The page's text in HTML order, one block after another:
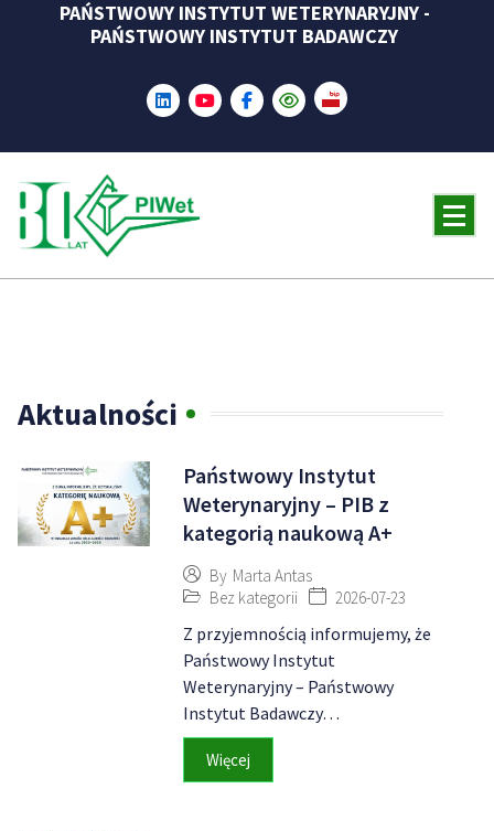
PAŃSTWOWY INSTYTUT WETERYNARYJNY -
PAŃSTWOWY INSTYTUT BADAWCZY
Aktualności
Państwowy Instytut
Weterynaryjny – PIB z
kategorią naukową A+
By Marta Antas
Bez kategorii
2026-07-23
Z przyjemnością informujemy, że
Państwowy Instytut
Weterynaryjny – Państwowy
Instytut Badawczy…
Więcej